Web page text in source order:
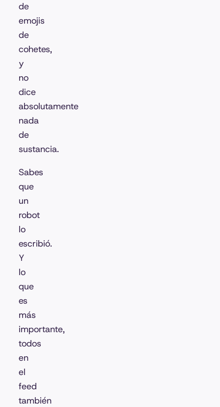
de
emojis
de
cohetes,
y
no
dice
absolutamente
nada
de
sustancia.
Sabes
que
un
robot
lo
escribió.
Y
lo
que
es
más
importante,
todos
en
el
feed
también